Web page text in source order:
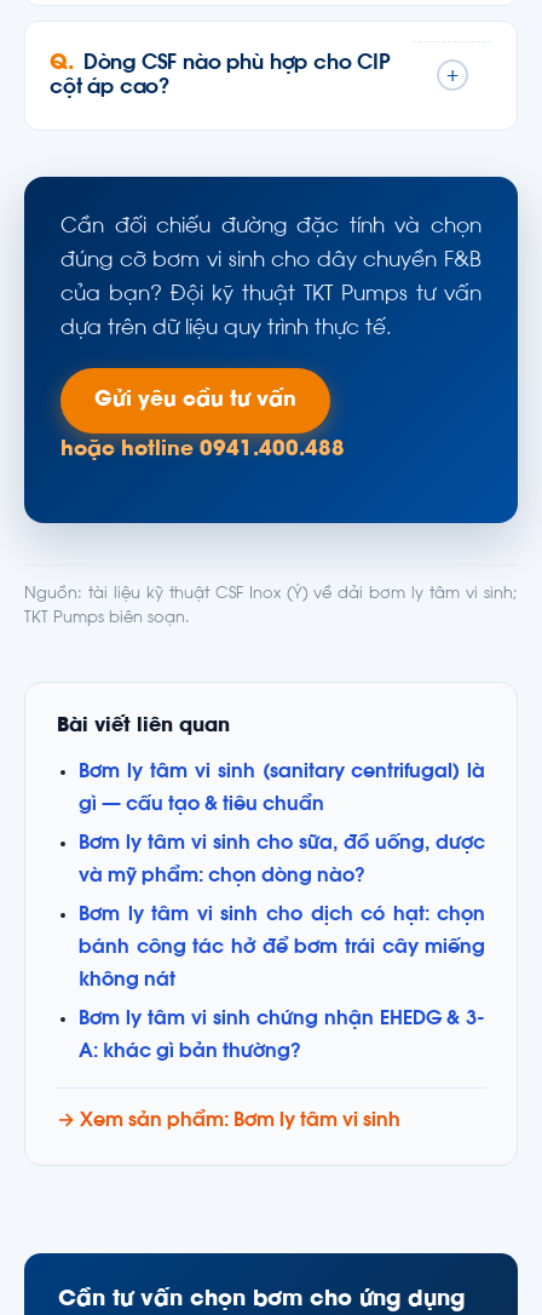
Dòng CSF nào phù hợp cho CIP
cột áp cao?
+
Cần đối chiếu đường đặc tính và chọn
đúng cỡ bơm vi sinh cho dây chuyền F&B
của bạn? Đội kỹ thuật TKT Pumps tư vấn
dựa trên dữ liệu quy trình thực tế.
Gửi yêu cầu tư vấn
hoặc hotline 0941.400.488
Nguồn: tài liệu kỹ thuật CSF Inox (Ý) về dải bơm ly tâm vi sinh;
TKT Pumps biên soạn.
Bài viết liên quan
Bơm ly tâm vi sinh (sanitary centrifugal) là
gì — cấu tạo & tiêu chuẩn
Bơm ly tâm vi sinh cho sữa, đồ uống, dược
và mỹ phẩm: chọn dòng nào?
Bơm ly tâm vi sinh cho dịch có hạt: chọn
bánh công tác hở để bơm trái cây miếng
không nát
Bơm ly tâm vi sinh chứng nhận EHEDG & 3-
A: khác gì bản thường?
→ Xem sản phẩm: Bơm ly tâm vi sinh
Cần tư vấn chọn bơm cho ứng dụng